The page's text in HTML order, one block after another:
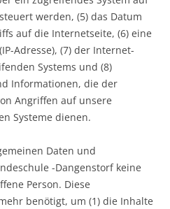
werden, (5) das Datum
auf die Internetseite, (6) eine
Adresse), (7) der Internet-
Systems und (8)
Informationen, die der
Angriffen auf unsere
Systeme dienen.
Daten und
-Dangenstorf keine
Person. Diese
benötigt, um (1) die Inhalte